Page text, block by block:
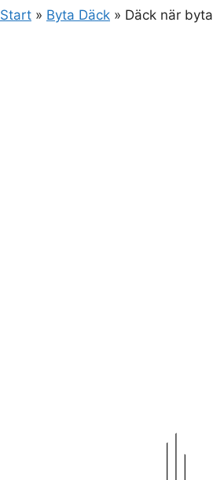
Start » Byta Däck » Däck när byta